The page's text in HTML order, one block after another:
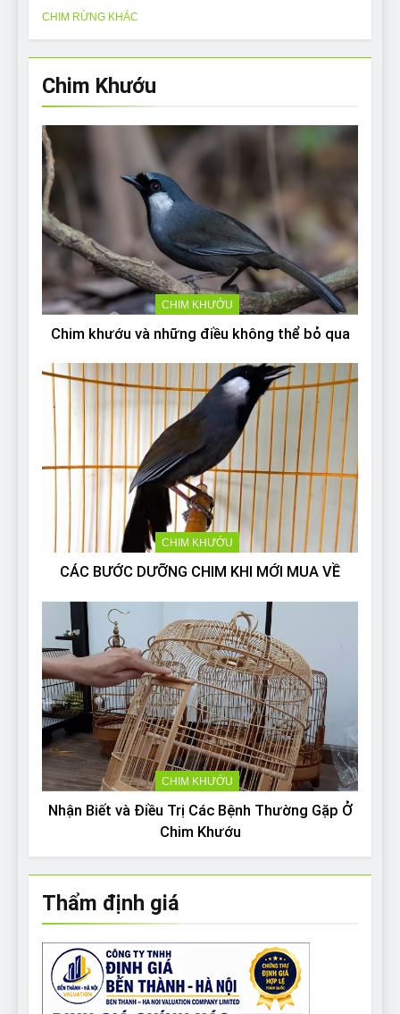
CHIM RỪNG KHÁC
Chim Khướu
CHIM KHƯỚU
Chim khướu và những điều không thể bỏ qua
CHIM KHƯỚU
CÁC BƯỚC DƯỠNG CHIM KHI MỚI MUA VỀ
CHIM KHƯỚU
Nhận Biết và Điều Trị Các Bệnh Thường Gặp Ở
Chim Khướu
Thẩm định giá